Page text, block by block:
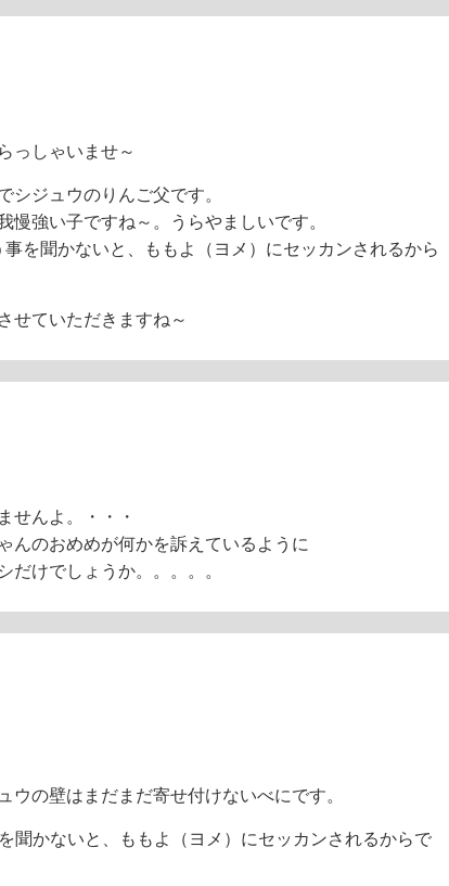
っしゃいませ～
シジュウのりんご父です。
慢強い子ですね～。うらやましいです。
聞かないと、ももよ（ヨメ）にセッカンされるから
せていただきますね～
せんよ。・・・
んのおめめが何かを訴えているように
だけでしょうか。。。。。
ウの壁はまだまだ寄せ付けないべにです。
聞かないと、ももよ（ヨメ）にセッカンされるからで